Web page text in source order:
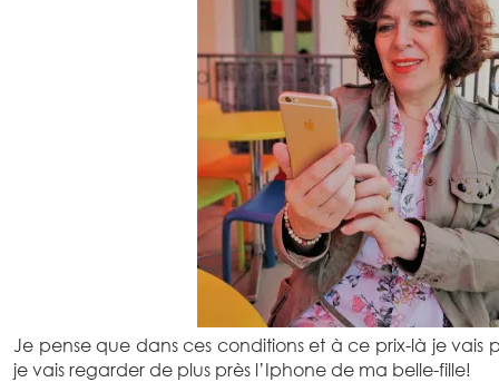
Je pense que dans ces conditions et à ce prix-là je vais
je vais regarder de plus près l’Iphone de ma belle-fille!